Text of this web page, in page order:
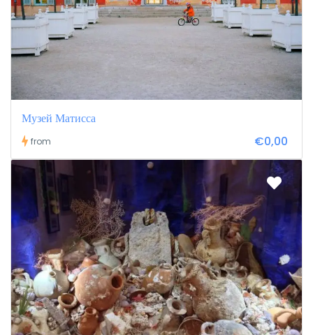
Музей Матисса
from €0,00